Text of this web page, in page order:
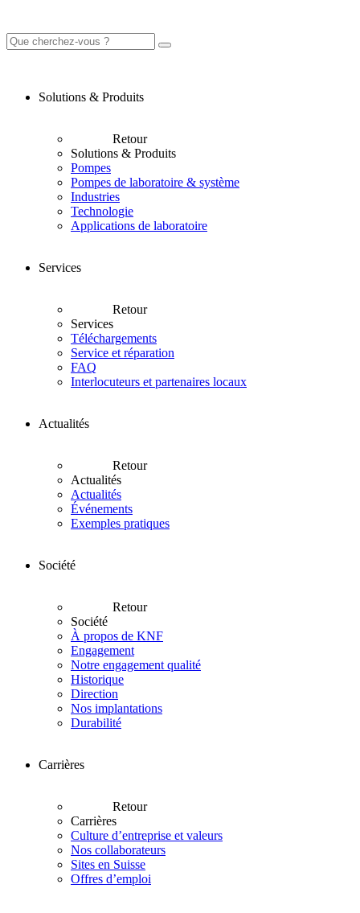
Solutions & Produits
Retour
Solutions & Produits
Pompes
Pompes de laboratoire & système
Industries
Technologie
Applications de laboratoire
Services
Retour
Services
Téléchargements
Service et réparation
FAQ
Interlocuteurs et partenaires locaux
Actualités
Retour
Actualités
Actualités
Événements
Exemples pratiques
Société
Retour
Société
À propos de KNF
Engagement
Notre engagement qualité
Historique
Direction
Nos implantations
Durabilité
Carrières
Retour
Carrières
Culture d’entreprise et valeurs
Nos collaborateurs
Sites en Suisse
Offres d’emploi